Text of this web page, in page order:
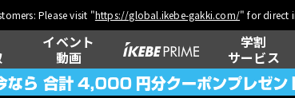
Please visit "https://global.ikebe-gakki.com/" for direct
イベント
動画
学割
サービス